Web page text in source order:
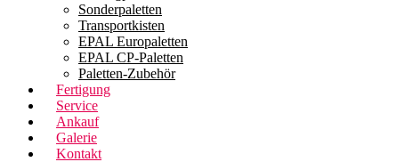
Sonderpaletten
Transportkisten
EPAL Europaletten
EPAL CP-Paletten
Paletten-Zubehör
Fertigung
Service
Ankauf
Galerie
Kontakt